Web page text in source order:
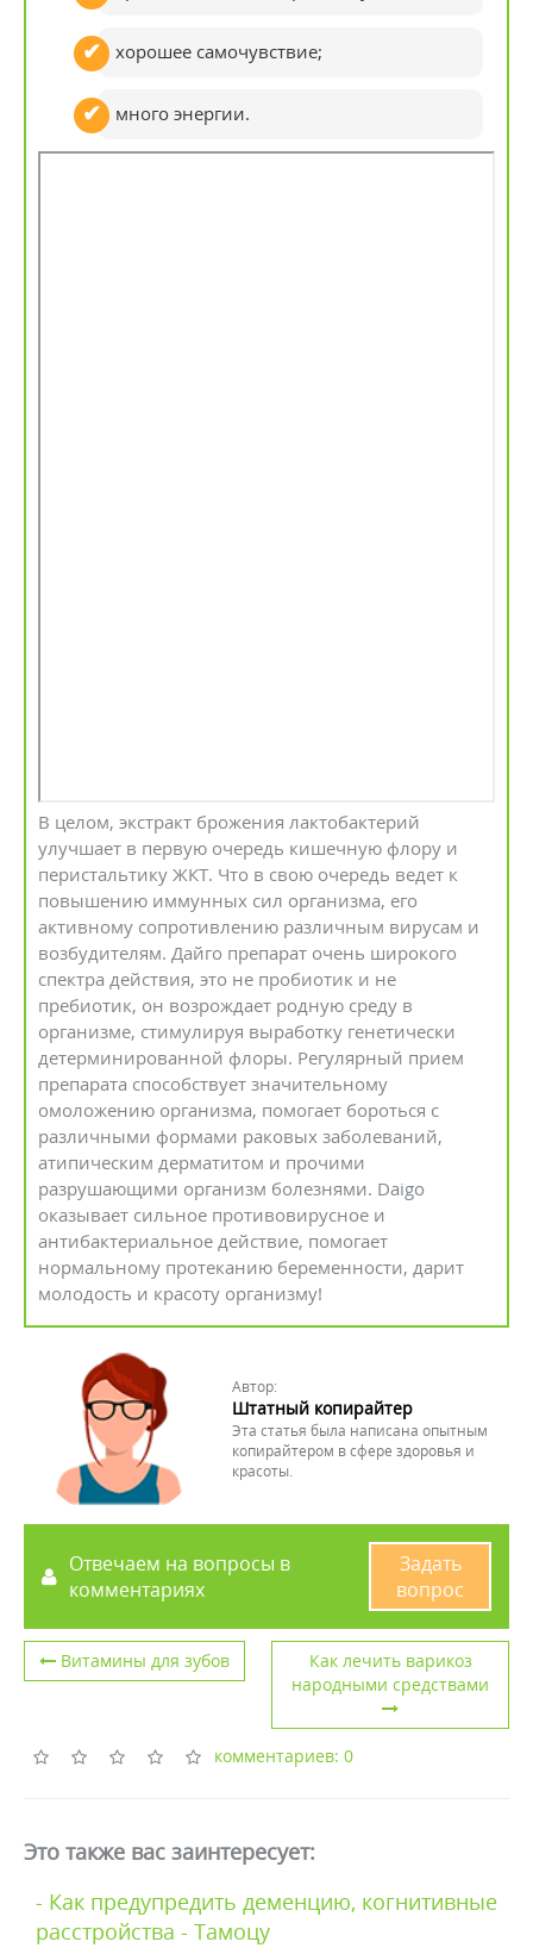
хорошее самочувствие;
много энергии.
В целом, экстракт брожения лактобактерий
улучшает в первую очередь кишечную флору и
перистальтику ЖКТ. Что в свою очередь ведет к
повышению иммунных сил организма, его
активному сопротивлению различным вирусам и
возбудителям. Дайго препарат очень широкого
спектра действия, это не пробиотик и не
пребиотик, он возрождает родную среду в
организме, стимулируя выработку генетически
детерминированной флоры. Регулярный прием
препарата способствует значительному
омоложению организма, помогает бороться с
различными формами раковых заболеваний,
атипическим дерматитом и прочими
разрушающими организм болезнями. Daigo
оказывает сильное противовирусное и
антибактериальное действие, помогает
нормальному протеканию беременности, дарит
молодость и красоту организму!
Автор:
Штатный копирайтер
Эта статья была написана опытным
копирайтером в сфере здоровья и
красоты.
Отвечаем на вопросы в
комментариях
Задать
вопрос
Витамины для зубов
Как лечить варикоз
народными средствами
комментариев: 0
Это также вас заинтересует:
- Как предупредить деменцию, когнитивные
расстройства - Тамоцу